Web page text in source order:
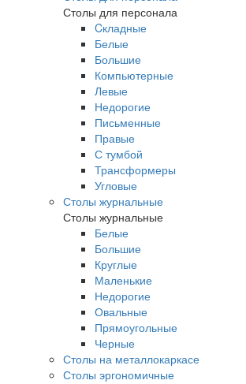
Столы для персонала
Cкладные
Белые
Большие
Компьютерные
Левые
Недорогие
Письменные
Правые
С тумбой
Трансформеры
Угловые
Столы журнальные
Столы журнальные
Белые
Большие
Круглые
Маленькие
Недорогие
Овальные
Прямоугольные
Черные
Столы на металлокаркасе
Столы эргономичные